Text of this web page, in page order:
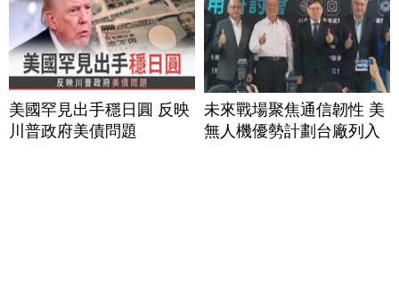
美國罕見出手穩日圓 反映
川普政府美債問題
未來戰場聚焦通信韌性 美
無人機優勢計劃台廠列入